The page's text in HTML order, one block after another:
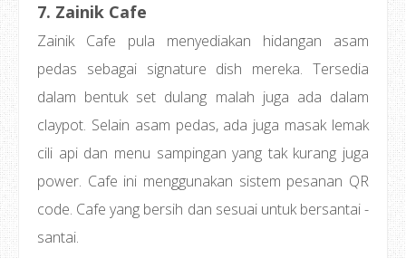
7. Zainik Cafe
Zainik Cafe pula menyediakan hidangan asam
pedas sebagai signature dish mereka. Tersedia
dalam bentuk set dulang malah juga ada dalam
claypot. Selain asam pedas, ada juga masak lemak
cili api dan menu sampingan yang tak kurang juga
power. Cafe ini menggunakan sistem pesanan QR
code. Cafe yang bersih dan sesuai untuk bersantai -
santai.